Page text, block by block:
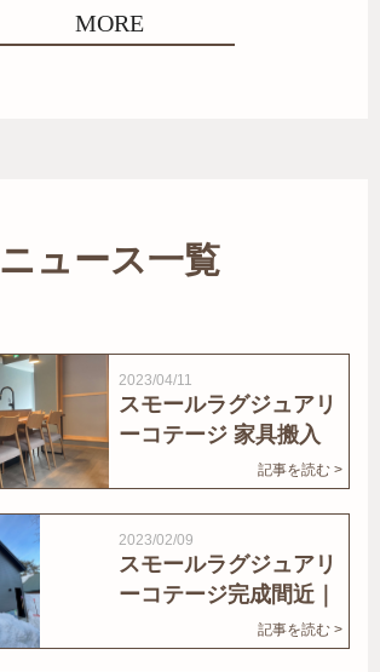
MORE
ニュース一覧
2023/04/11
スモールラグジュアリ
ーコテージ 家具搬入
記事を読む >
2023/02/09
スモールラグジュアリ
ーコテージ完成間近｜
記事を読む >